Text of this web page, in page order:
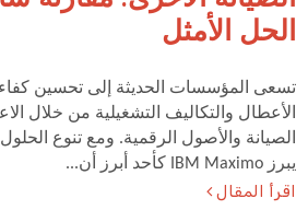
الحل الأمثل
تسعى المؤسسات الحديثة إلى تحسين
الأعطال والتكاليف التشغيلية من خلال
الصيانة والأصول الرقمية. ومع تنوع
يبرز IBM Maximo كأحد أبرز أن...
اقرأ المقال